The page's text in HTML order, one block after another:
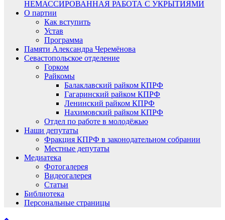
НЕМАССИРОВАННАЯ РАБОТА С УКРЫТИЯМИ
О партии
Как вступить
Устав
Программа
Памяти Александра Черемёнова
Севастопольское отделение
Горком
Райкомы
Балаклавский райком КПРФ
Гагаринский райком КПРФ
Ленинский райком КПРФ
Нахимовский райком КПРФ
Отдел по работе в молодёжью
Наши депутаты
Фракция КПРФ в законодательном собрании
Местные депутаты
Медиатека
Фотогалерея
Видеогалерея
Статьи
Библиотека
Персональные страницы